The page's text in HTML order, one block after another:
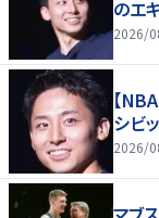
のエ
2026/
【
シビ
2026/